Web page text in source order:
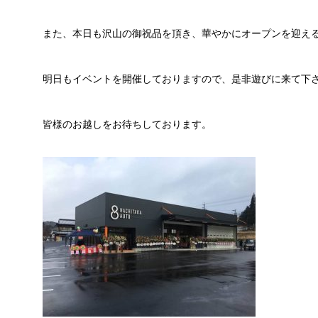
また、本日も沢山の御祝品を頂き、華やかにオープンを迎え
明日もイベントを開催しておりますので、是非遊びに来て下
皆様のお越しをお待ちしております。